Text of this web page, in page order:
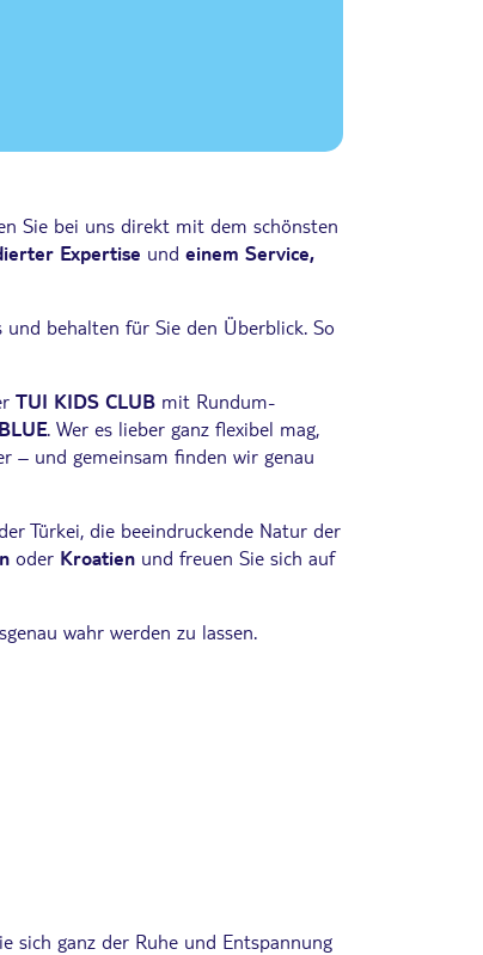
Sie bei uns direkt mit dem schönsten
Expertise und einem Service,
behalten für Sie den Überblick. So
TUI KIDS CLUB mit Rundum-
. Wer es lieber ganz flexibel mag,
– und gemeinsam finden wir genau
Türkei, die beeindruckende Natur der
oder Kroatien und freuen Sie sich auf
wahr werden zu lassen.
sich ganz der Ruhe und Entspannung